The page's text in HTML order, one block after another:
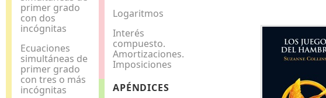
primer grado
con dos
incógnitas
Ecuaciones
simultáneas de
primer grado
con tres o más
incógnitas
Logaritmos
Interés
compuesto.
Amortizaciones.
Imposiciones
APÉNDICES